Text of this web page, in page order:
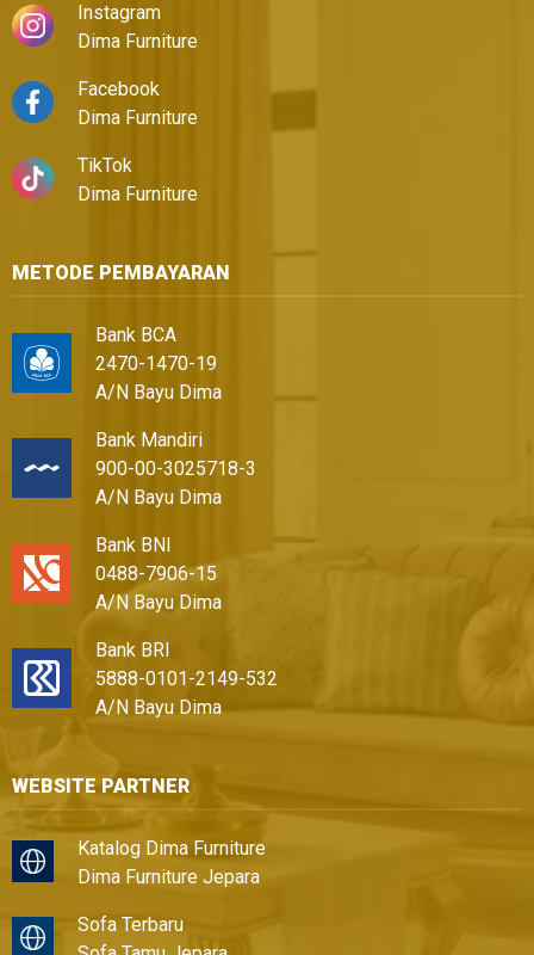
Instagram
Dima Furniture
Facebook
Dima Furniture
TikTok
Dima Furniture
METODE PEMBAYARAN
Bank BCA
2470-1470-19
A/N Bayu Dima
Bank Mandiri
900-00-3025718-3
A/N Bayu Dima
Bank BNI
0488-7906-15
A/N Bayu Dima
Bank BRI
5888-0101-2149-532
A/N Bayu Dima
WEBSITE PARTNER
Katalog Dima Furniture
Dima Furniture Jepara
Sofa Terbaru